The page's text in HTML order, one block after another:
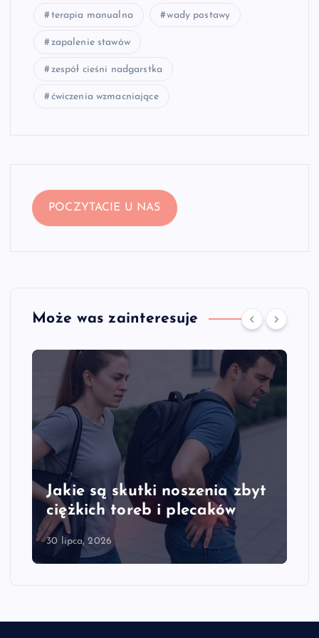
terapia manualna wady postawy
zapalenie stawów
zespół cieśni nadgarstka
ćwiczenia wzmacniające
POCZYTACIE U NAS
Może was zainteresuje
Jakie są skutki noszenia zbyt
ciężkich toreb i plecaków
30 lipca, 2026